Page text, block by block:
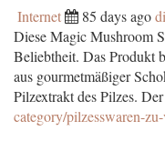
Internet 85 days ago
Diese Magic Mushroom
Beliebtheit. Das Produkt
aus gourmetmäßiger
Pilzextrakt des Pilzes. Der
category/pilzesswaren-